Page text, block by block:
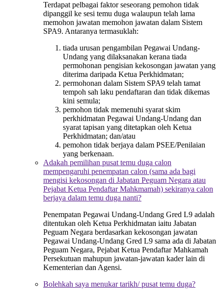
Terdapat pelbagai faktor seseorang pemohon tidak
dipanggil ke sesi temu duga walaupun telah lama
memohon jawatan memohon jawatan dalam Sistem
SPA9. Antaranya termasuklah:
tiada urusan pengambilan Pegawai Undang-
Undang yang dilaksanakan kerana tiada
permohonan pengisian kekosongan jawatan yang
diterima daripada Ketua Perkhidmatan;
permohonan dalam Sistem SPA9 telah tamat
tempoh sah laku pendaftaran dan tidak dikemas
kini semula;
pemohon tidak memenuhi syarat skim
perkhidmatan Pegawai Undang-Undang dan
syarat tapisan yang ditetapkan oleh Ketua
Perkhidmatan; dan/atau
pemohon tidak berjaya dalam PSEE/Penilaian
yang berkenaan.
Adakah pemilihan pusat temu duga calon
mempengaruhi penempatan calon (sama ada bagi
mengisi kekosongan di Jabatan Peguam Negara atau
Pejabat Ketua Pendaftar Mahkmamah) sekiranya calon
berjaya dalam temu duga nanti?
Penempatan Pegawai Undang-Undang Gred L9 adalah
ditentukan oleh Ketua Perkhidmatan iaitu Jabatan
Peguam Negara berdasarkan kekosongan jawatan
Pegawai Undang-Undang Gred L9 sama ada di Jabatan
Peguam Negara, Pejabat Ketua Pendaftar Mahkamah
Persekutuan mahupun jawatan-jawatan kader lain di
Kementerian dan Agensi.
Bolehkah saya menukar tarikh/ pusat temu duga?